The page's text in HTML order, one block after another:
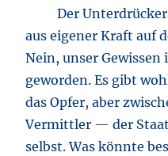
Der
aus eigener Kraft auf
Nein, unser
geworden. Es gibt
das Opfer, aber
Vermittler — der
selbst. Was könnte